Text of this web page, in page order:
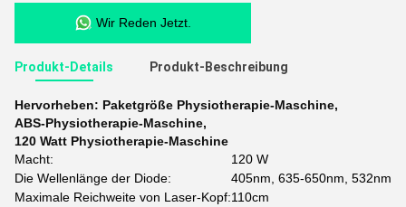
Wir Reden Jetzt.
Produkt-Details Produkt-Beschreibung
Hervorheben: Paketgröße Physiotherapie-Maschine,
ABS-Physiotherapie-Maschine,
120 Watt Physiotherapie-Maschine
Macht:
120 W
Die Wellenlänge der Diode:
405nm, 635-650nm, 532nm
Maximale Reichweite von Laser-Kopf:110cm